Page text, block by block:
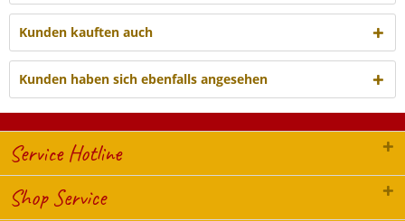
Kunden kauften auch
Kunden haben sich ebenfalls angesehen
Service Hotline
Shop Service